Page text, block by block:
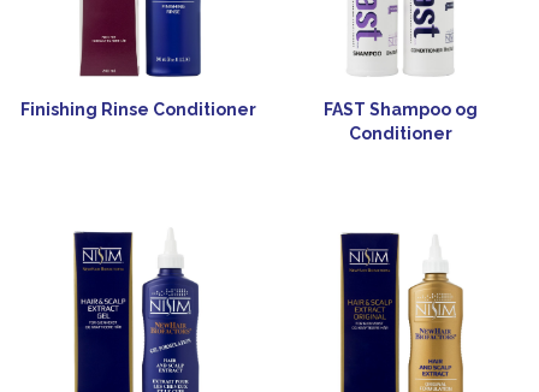
Finishing Rinse Conditioner
FAST Shampoo og
Conditioner